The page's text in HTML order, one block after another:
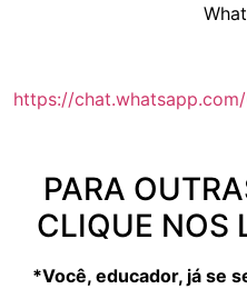
https://chat.whatsapp.com/
PARA
CLIQUE NOS
*Você, educador, já se